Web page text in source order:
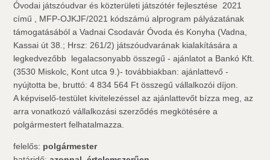
Óvodai játszóudvar és közterületi játszótér fejlesztése  2021
című , MFP-OJKJF/2021 kódszámú alprogram pályázatának
támogatásából a Vadnai Csodavár Óvoda és Konyha (Vadna,
Kassai út 38.; Hrsz: 261/2) játszóudvarának kialakítására a
legkedvezőbb  legalacsonyabb összegű - ajánlatot a Bankó Kft.
(3530 Miskolc, Kont utca 9.)- továbbiakban: ajánlattevő -
nyújtotta be, bruttó: 4 834 564 Ft összegű vállalkozói díjon.
A képviselő-testület kivitelezéssel az ajánlattevőt bízza meg, az
arra vonatkozó vállalkozási szerződés megkötésére a
polgármestert felhatalmazza.
felelős: polgármester